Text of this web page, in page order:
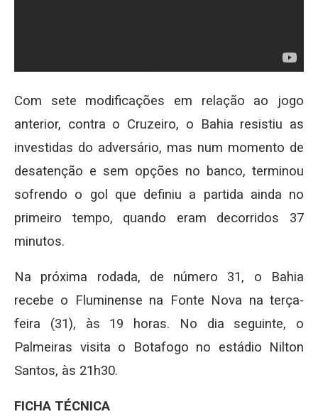
Com sete modificações em relação ao jogo
anterior, contra o Cruzeiro, o Bahia resistiu as
investidas do adversário, mas num momento de
desatenção e sem opções no banco, terminou
sofrendo o gol que definiu a partida ainda no
primeiro tempo, quando eram decorridos 37
minutos.
Na próxima rodada, de número 31, o Bahia
recebe o Fluminense na Fonte Nova na terça-
feira (31), às 19 horas. No dia seguinte, o
Palmeiras visita o Botafogo no estádio Nilton
Santos, às 21h30.
FICHA TÉCNICA